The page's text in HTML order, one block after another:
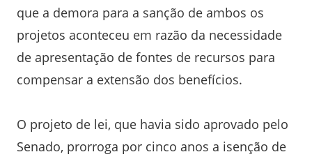
que a demora para a sanção de ambos os
projetos aconteceu em razão da necessidade
de apresentação de fontes de recursos para
compensar a extensão dos benefícios.
O projeto de lei, que havia sido aprovado pelo
Senado, prorroga por cinco anos a isenção de